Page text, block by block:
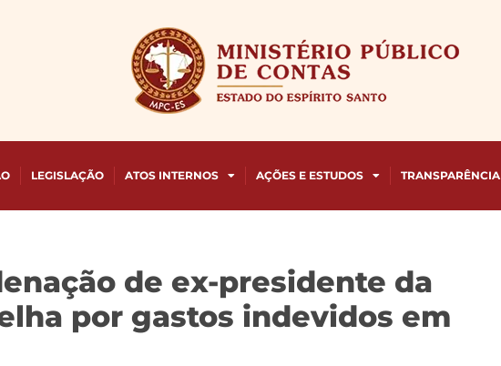
LEGISLAÇÃO ATOS INTERNOS AÇÕES E ESTUDOS TRANSPARÊNCIA
de ex-presidente da
por gastos indevidos em